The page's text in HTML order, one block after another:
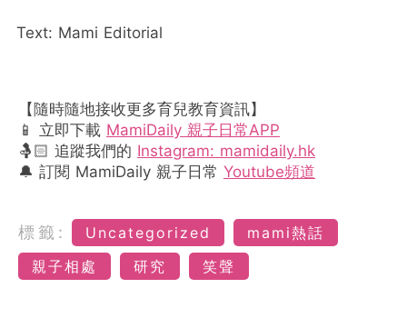
Text: Mami Editorial
【隨時隨地接收更多育兒教育資訊】
📱 立即下載 MamiDaily 親子日常APP
🤱🏻 追蹤我們的 Instagram: mamidaily.hk
🔔 訂閱 MamiDaily 親子日常 Youtube頻道
標籤: Uncategorized
mami熱話
親子相處
研究 笑聲